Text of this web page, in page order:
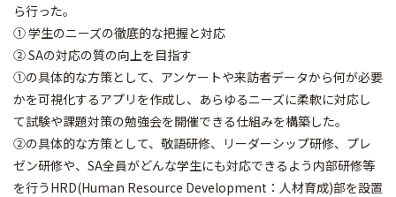
ら行った。
① 学生のニーズの徹底的な把握と対応
② SAの対応の質の向上を目指す
①の具体的な方策として、アンケートや来訪者データから何が必要
かを可視化するアプリを作成し、あらゆるニーズに柔軟に対応し
て試験や課題対策の勉強会を開催できる仕組みを構築した。
②の具体的な方策として、敬語研修、リーダーシップ研修、プレ
ゼン研修や、SA全員がどんな学生にも対応できるよう内部研修等
を行うHRD(Human Resource Development：人材育成)部を設置